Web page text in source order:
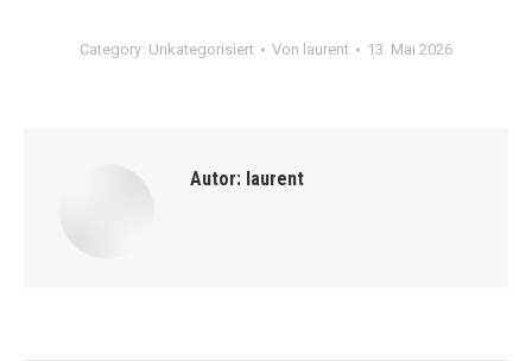
Category: Unkategorisiert Von laurent 13. Mai 2026
Autor: laurent